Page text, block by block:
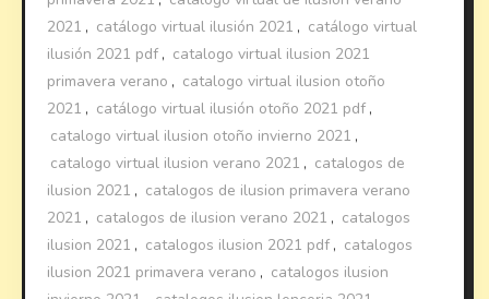
2021 , catálogo virtual ilusión 2021 , catálogo virtual
ilusión 2021 pdf , catalogo virtual ilusion 2021
primavera verano , catalogo virtual ilusion otoño
2021 , catálogo virtual ilusión otoño 2021 pdf ,
catalogo virtual ilusion otoño invierno 2021 ,
catalogo virtual ilusion verano 2021 , catalogos de
ilusion 2021 , catalogos de ilusion primavera verano
2021 , catalogos de ilusion verano 2021 , catalogos
ilusion 2021 , catalogos ilusion 2021 pdf , catalogos
ilusion 2021 primavera verano , catalogos ilusion